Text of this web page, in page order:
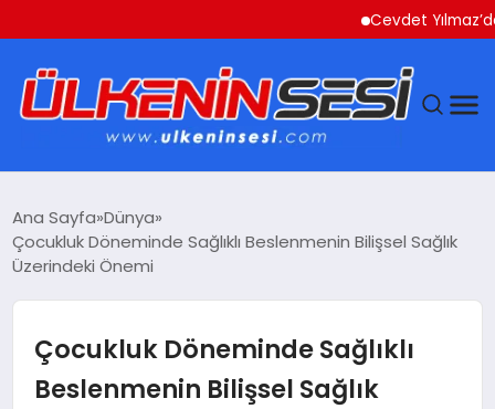
Cevdet Yılmaz’dan
EKONOMI
MAGAZIN
Ana Sayfa Dünya
Çocukluk Döneminde Sağlıklı Beslenmenin Bilişsel Sağlık
Üzerindeki Önemi
Çocukluk Döneminde Sağlıklı
Beslenmenin Bilişsel Sağlık